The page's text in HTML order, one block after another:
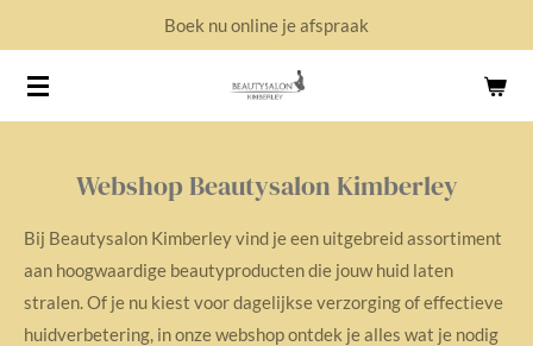
naar
de
Boek nu online je afspraak
Webshop Beautysalon Kimberley
Bij Beautysalon Kimberley vind je een uitgebreid assortiment
aan hoogwaardige beautyproducten die jouw huid laten
stralen. Of je nu kiest voor dagelijkse verzorging of effectieve
huidverbetering, in onze webshop ontdek je alles wat je nodig